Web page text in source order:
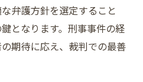
弁護方針を選定すること
となります。刑事事件の経
期待に応え、裁判での最善